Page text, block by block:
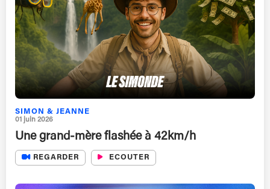
SIMON & JEANNE
01 juin 2026
Une grand-mère flashée à 42km/h
REGARDER ECOUTER